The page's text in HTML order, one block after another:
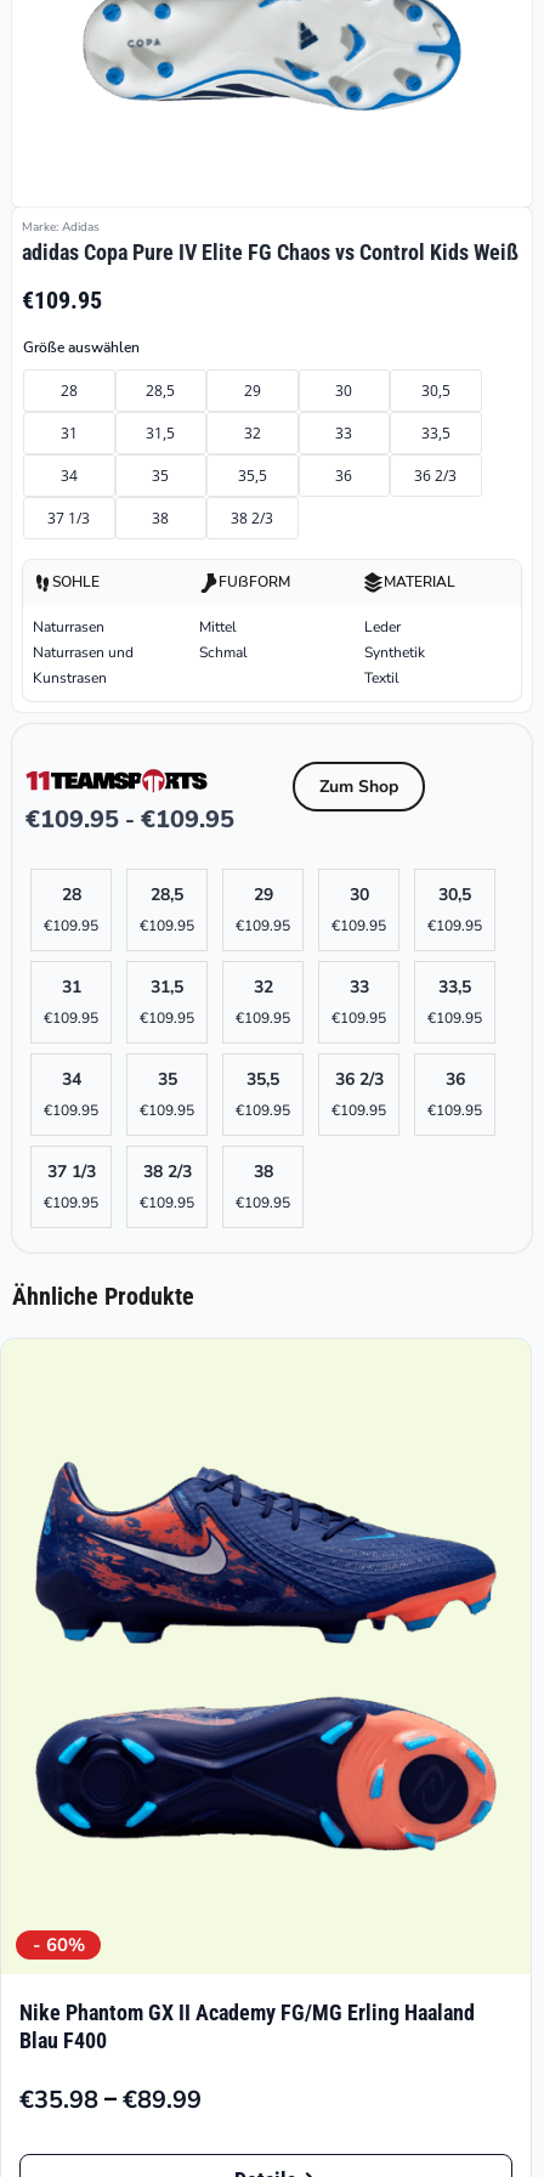
Marke: Adidas
adidas Copa Pure IV Elite FG Chaos vs Control Kids Weiß
€109.95
Größe auswählen
28 28,5 29 30 30,5
31 31,5 32 33 33,5
34 35 35,5 36 36 2/3
37 1/3 38 38 2/3
SOHLE
Naturrasen
Naturrasen und
Kunstrasen
FUßFORM
Mittel
Schmal
MATERIAL
Leder
Synthetik
Textil
€109.95 - €109.95
Zum Shop
28
€109.95
28,5
€109.95
29
€109.95
30
€109.95
30,5
€109.95
31
€109.95
31,5
€109.95
32
€109.95
33
€109.95
33,5
€109.95
34
€109.95
35
€109.95
35,5
€109.95
36 2/3
€109.95
36
€109.95
37 1/3
€109.95
38 2/3
€109.95
38
€109.95
Ähnliche Produkte
- 60%
Nike Phantom GX II Academy FG/MG Erling Haaland
Blau F400
€35.98–€89.99
Preisspanne:
Dieses